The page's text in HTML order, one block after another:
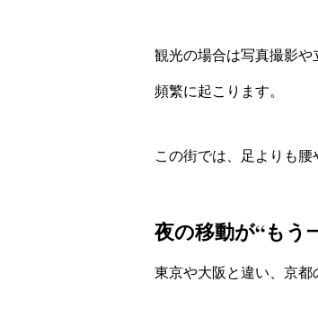
観光の場合は写真撮影
頻繁に起こります。
この街では、足よりも腰
夜の移動が“もう
東京や大阪と違い、京都